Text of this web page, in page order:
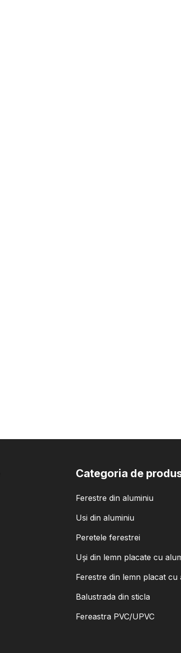
Categoria de
Ferestre din aluminiu
Usi din aluminiu
Peretele ferestrei
Uși din lemn placate cu
Ferestre din lemn placat cu
Balustrada din sticla
Fereastra PVC/UPVC